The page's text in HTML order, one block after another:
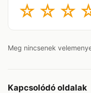
☆ ☆ ☆
Meg nincsenek
Kapcsolódó oldalak